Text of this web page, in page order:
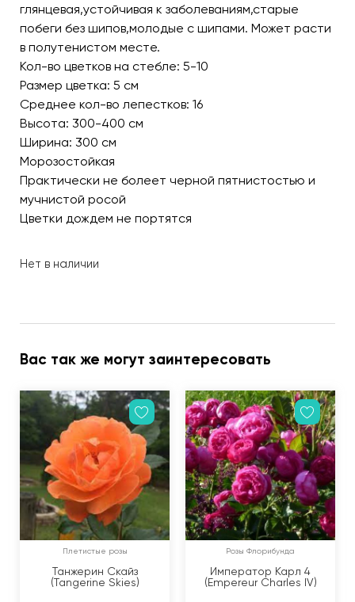
глянцевая,устойчивая к заболеваниям,старые
побеги без шипов,молодые с шипами. Может расти
в полутенистом месте.
Кол-во цветков на стебле: 5-10
Размер цветка: 5 см
Среднее кол-во лепестков: 16
Высота: 300-400 см
Ширина: 300 см
Морозостойкая
Практически не болеет черной пятнистостью и
мучнистой росой
Цветки дождем не портятся
Нет в наличии
Вас так же могут заинтересовать
Плетистые розы
Танжерин Скайз
(Tangerine Skies)
Розы Флорибунда
Император Карл 4
(Empereur Charles IV)